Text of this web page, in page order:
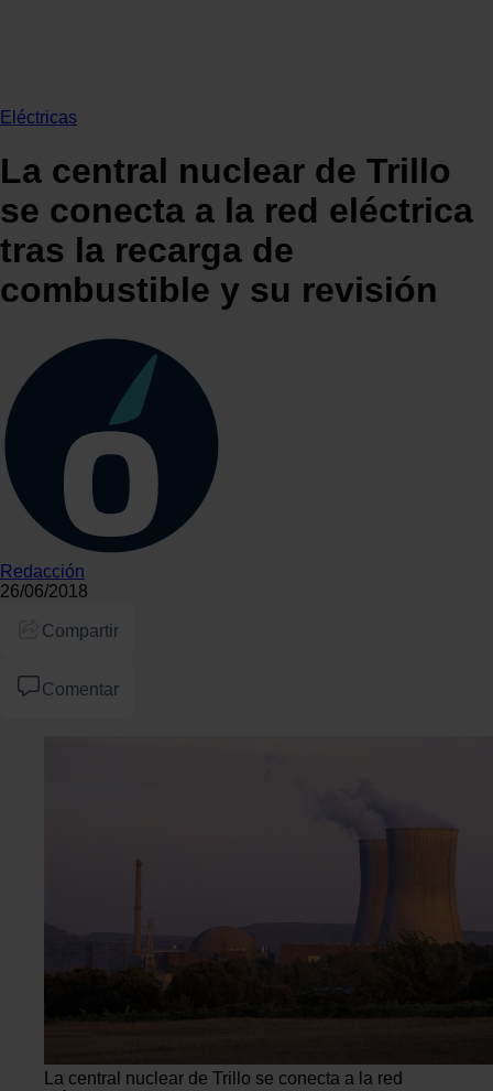
Eléctricas
La central nuclear de Trillo
se conecta a la red eléctrica
tras la recarga de
combustible y su revisión
Redacción
26/06/2018
Compartir
Comentar
La central nuclear de Trillo se conecta a la red